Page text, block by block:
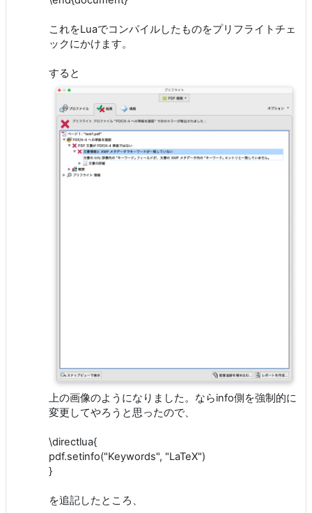
これをLuaでコンパイルしたものをプリフライトチェ
ックにかけます。
すると
上の画像のようになりました。ならinfo側を強制的に
変更してやろうと思ったので、
\directlua{
pdf.setinfo("Keywords", "LaTeX")
}
を追記したところ、